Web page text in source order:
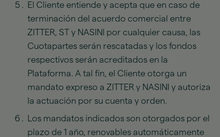
El Cliente entiende y acepta que en caso de
terminación del acuerdo comercial entre
ZITTER, ST y NASINI por cualquier causa, las
Cuotapartes serán rescatadas y los fondos
respectivos serán acreditados en la
Plataforma. A tal fin, el Cliente otorga un
mandato expreso a ZITTER y NASINI y autoriza
la actuación por su cuenta y orden.
Los mandatos indicados son otorgados por el
plazo de 1 año, renovables automáticamente